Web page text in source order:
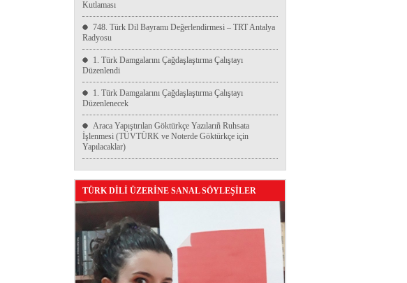
Kutlaması
748. Türk Dil Bayramı Değerlendirmesi – TRT Antalya
Radyosu
1. Türk Damgalarını Çağdaşlaştırma Çalıştayı
Düzenlendi
1. Türk Damgalarını Çağdaşlaştırma Çalıştayı
Düzenlenecek
Araca Yapıştırılan Göktürkçe Yazılarıñ Ruhsata
İşlenmesi (TÜVTÜRK ve Noterde Göktürkçe için
Yapılacaklar)
TÜRK DİLİ ÜZERİNE SANAL SÖYLEŞİLER